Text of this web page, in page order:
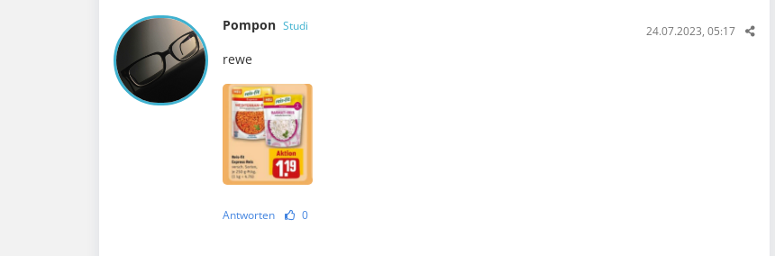
Pompon Studi 24.07.2023, 05:17
rewe
Antworten 0